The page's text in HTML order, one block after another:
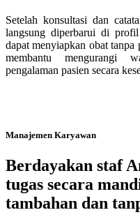
Setelah konsultasi dan
langsung diperbarui di
dapat menyiapkan obat
membantu mengurangi
pengalaman pasien secara
Manajemen Karyawan
Berdayakan staf
tugas secara
tambahan dan